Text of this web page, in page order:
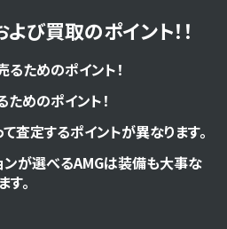
び買取のポイント！！
ためのポイント！
めのポイント！
査定するポイントが異なります。
ンが選べるAMGは装備も大事な
。